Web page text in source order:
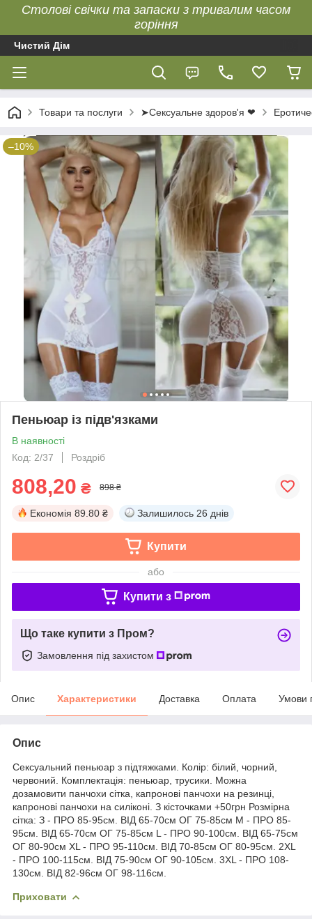
Столові свічки та запаски з тривалим часом
горіння
Чистий Дім
Товари та послуги ➤Сексуальне здоров'я ❤
–10%
Пеньюар із підв'язками
В наявності
Код: 2/37
Роздріб
808,20 ₴ 898 ₴
Економія 89.80 ₴ Залишилось 26 днів
Купити
або
Купити з
Що таке купити з Пром?
Замовлення під захистом
Опис Характеристики Доставка Оплата Умови
Опис
Сексуальний пеньюар з підтяжками. Колір: білий, чорний,
червоний. Комплектація: пеньюар, трусики. Можна
дозамовити панчохи сітка, капронові панчохи на резинці,
капронові панчохи на силіконі. З кісточками +50грн Розмірна
сітка: З - ПРО 85-95см. ВІД 65-70см ОГ 75-85см M - ПРО 85-
95см. ВІД 65-70см ОГ 75-85см L - ПРО 90-100см. ВІД 65-75см
ОГ 80-90см XL - ПРО 95-110см. ВІД 70-85см ОГ 80-95см. 2XL
- ПРО 100-115см. ВІД 75-90см ОГ 90-105см. 3ХL - ПРО 108-
130см. ВІД 82-96см ОГ 98-116см.
Приховати